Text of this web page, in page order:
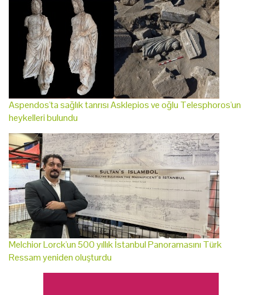
Aspendos'ta sağlık tanrısı Asklepios ve oğlu Telesphoros'un
heykelleri bulundu
Melchior Lorck'un 500 yıllık İstanbul Panoramasını Türk
Ressam yeniden oluşturdu